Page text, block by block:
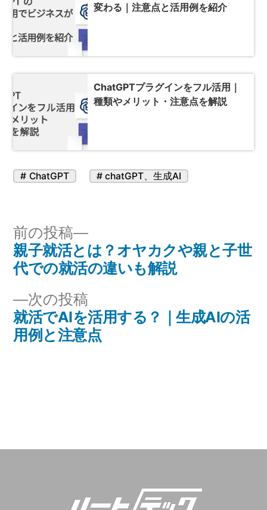
変わる｜注意点と活用例を紹介
ChatGPTプラグインをフル活用｜
種類やメリット・注意点を解説
カ
ー:
ChatGPT
タ
chatGPT 、生成AI
投
稿
ビ
ゲ
ン
次の投稿
の
投
就活でAIを活用する？｜生成AIの活
用例と注意点
前の投稿
前
の
投
親子就活とは？オヤカクや親と子世
代での就活の違いも解説